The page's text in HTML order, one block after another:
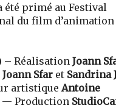
été primé au Festival
du film d’animation
– RéalisationJoann
Joann Sfar et Sandrina
artistiqueAntoine
— Production